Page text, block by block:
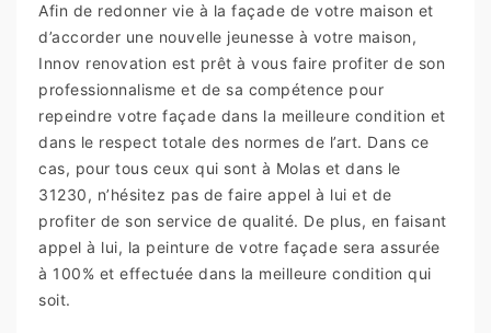
Afin de redonner vie à la façade de votre maison et
d’accorder une nouvelle jeunesse à votre maison,
Innov renovation est prêt à vous faire profiter de son
professionnalisme et de sa compétence pour
repeindre votre façade dans la meilleure condition et
dans le respect totale des normes de l’art. Dans ce
cas, pour tous ceux qui sont à Molas et dans le
31230, n’hésitez pas de faire appel à lui et de
profiter de son service de qualité. De plus, en faisant
appel à lui, la peinture de votre façade sera assurée
à 100% et effectuée dans la meilleure condition qui
soit.